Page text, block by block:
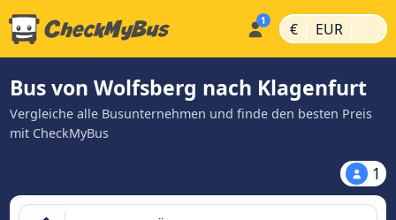
€ | EUR |
Bus von Wolfsberg nach Klagenfurt
Vergleiche alle Busunternehmen und finde den besten Preis
mit CheckMyBus
1